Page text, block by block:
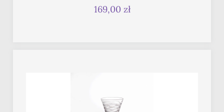
169,00 zł